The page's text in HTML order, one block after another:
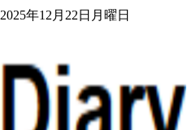
2025年12月22日月曜日